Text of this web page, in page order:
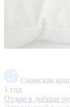
Сиамская
1 год
Отдам в добрые